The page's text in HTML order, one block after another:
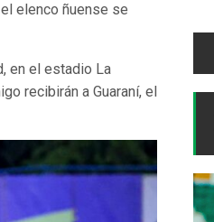
elenco ñuense se
en el estadio La
recibirán a Guaraní, el